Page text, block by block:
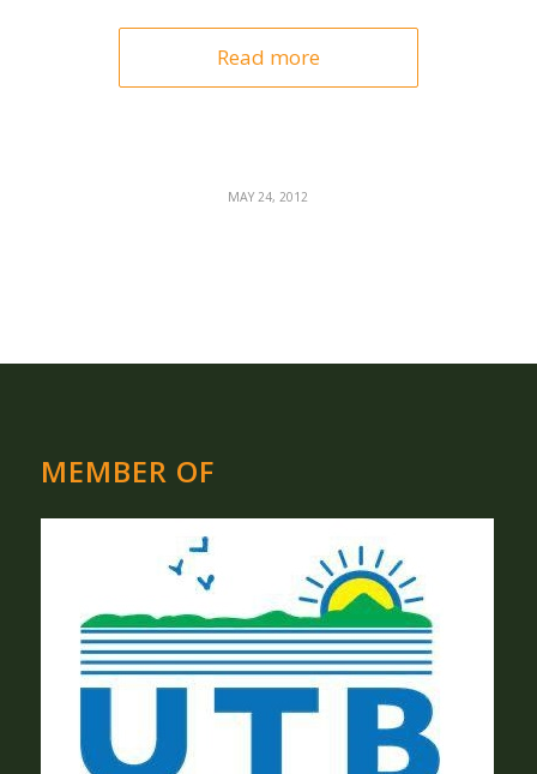
Read more
MAY 24, 2012
MEMBER OF